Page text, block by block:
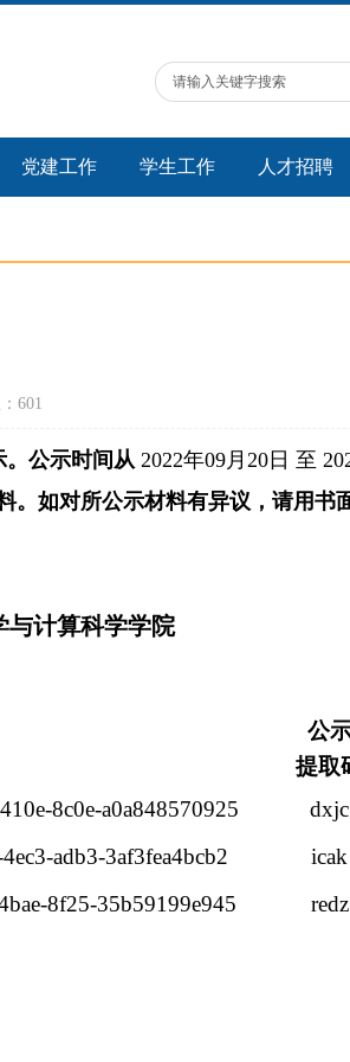
党建工作 学生工作 人才招聘
601
。公示时间从 2022年09月20 日 至
。如对所公示材料有异议，请用书
与计算科学学院
公
提取
8c0e-a0a848570925
dxjc
adb3-3af3fea4bcb2
icak
8f25-35b59199e945 redz